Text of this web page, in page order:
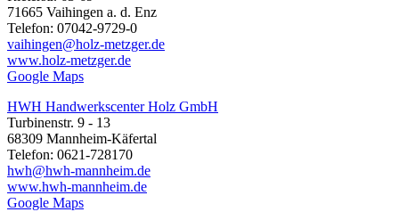
71665 Vaihingen a. d. Enz
Telefon: 07042-9729-0
vaihingen@holz-metzger.de
www.holz-metzger.de
Google Maps
HWH Handwerkscenter Holz GmbH
Turbinenstr. 9 - 13
68309 Mannheim-Käfertal
Telefon: 0621-728170
hwh@hwh-mannheim.de
www.hwh-mannheim.de
Google Maps